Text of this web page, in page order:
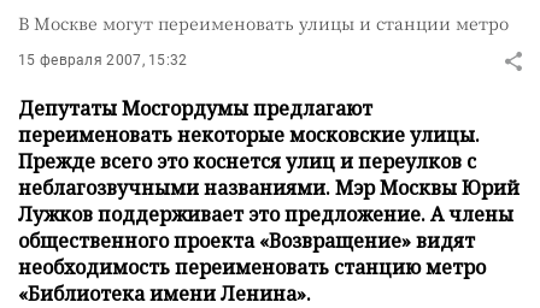
В Москве могут переименовать улицы и станции метро
15 февраля 2007, 15:32
Депутаты Мосгордумы предлагают
переименовать некоторые московские улицы.
Прежде всего это коснется улиц и переулков с
неблагозвучными названиями. Мэр Москвы Юрий
Лужков поддерживает это предложение. А члены
общественного проекта «Возвращение» видят
необходимость переименовать станцию метро
«Библиотека имени Ленина».